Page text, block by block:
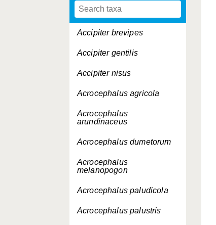
Accipiter brevipes
Accipiter gentilis
Accipiter nisus
Acrocephalus agricola
Acrocephalus
arundinaceus
Acrocephalus dumetorum
Acrocephalus
melanopogon
Acrocephalus paludicola
Acrocephalus palustris